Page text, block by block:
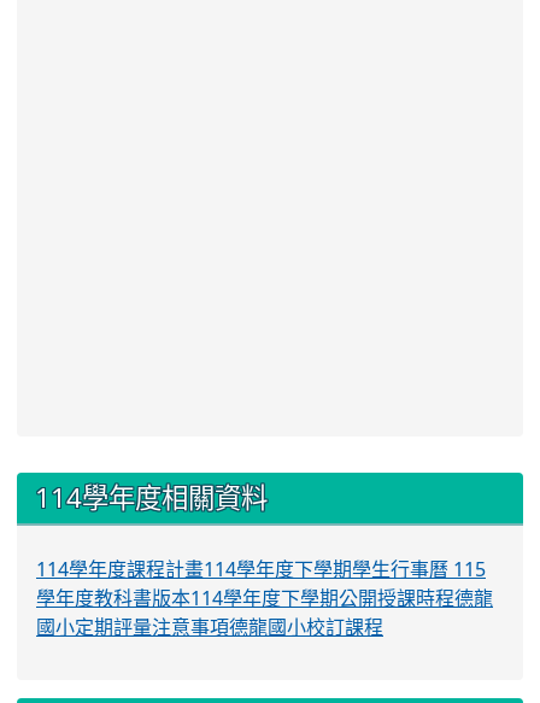
::: 114學年度相關資料
114學年度課程計畫114學年度下學期學生行事曆 115
學年度教科書版本114學年度下學期公開授課時程德龍
國小定期評量注意事項德龍國小校訂課程